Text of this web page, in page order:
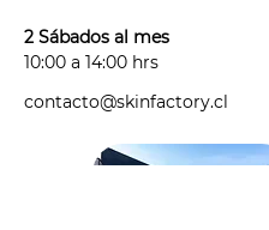
considera antibióticos,
antihistamínicos,
sido recetado para un
contacto@skinfactory.cl
2 Sábados al mes
10:00 a 14:00 hrs